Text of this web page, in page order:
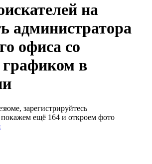
на
администратора
офиса со
в
зарегистрируйтесь
ещё 164 и откроем фото